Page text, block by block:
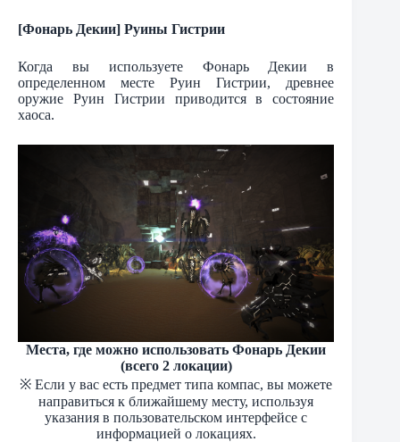
[Фонарь Декии] Руины Гистрии
Когда вы используете Фонарь Декии в
определенном месте Руин Гистрии, древнее
оружие Руин Гистрии приводится в состояние
хаоса.
Места, где можно использовать Фонарь Декии
(всего 2 локации)
※ Если у вас есть предмет типа компас, вы можете
направиться к ближайшему месту, используя
указания в пользовательском интерфейсе с
информацией о локациях.